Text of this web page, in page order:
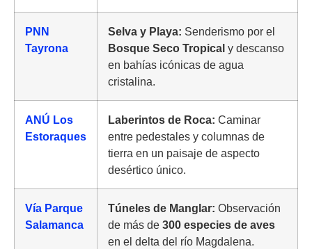
PNN
Tayrona
Selva y Playa: Senderismo por el
Bosque Seco Tropical y descanso
en bahías icónicas de agua
cristalina.
ANÚ Los
Estoraques
Laberintos de Roca: Caminar
entre pedestales y columnas de
tierra en un paisaje de aspecto
desértico único.
Vía Parque
Salamanca
Túneles de Manglar: Observación
de más de 300 especies de aves
en el delta del río Magdalena.